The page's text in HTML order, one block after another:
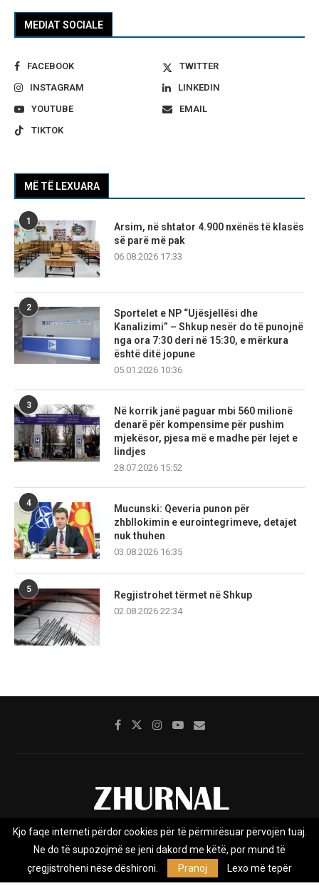
MEDIAT SOCIALE
FACEBOOK
TWITTER
INSTAGRAM
LINKEDIN
YOUTUBE
EMAIL
TIKTOK
MË TË LEXUARA
1
Arsim, në shtator 4.900 nxënës të klasës
së parë më pak
06.08.2026 17:33
2
Sportelet e NP “Ujësjellësi dhe
Kanalizimi” – Shkup nesër do të punojnë
nga ora 7:30 deri në 15:30, e mërkura
është ditë jopune
05.01.2026 10:36
3
Në korrik janë paguar mbi 560 milionë
denarë për kompensime për pushim
mjekësor, pjesa më e madhe për lejet e
lindjes
28.07.2026 15:52
4
Mucunski: Qeveria punon për
zhbllokimin e eurointegrimeve, detajet
nuk thuhen
03.08.2026 16:35
5
Regjistrohet tërmet në Shkup
02.08.2026 22:34
Rreth nesh Impresumi Marketing
Privacy Policy
Zhurnal.mk është Agjenci e Lajmeve e pavarur, e themeluar në vitin
Kjo faqe interneti përdor cookies për të përmirësuar përvojën tuaj.
Ne do të supozojmë se jeni dakord me këtë, por mund të
çregjistroheni nëse dëshironi.
Pranoj Lexo më tepër